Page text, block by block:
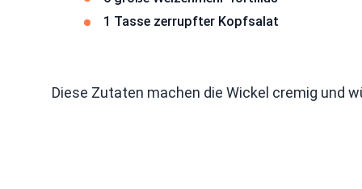
1 Tasse zerrupfter Kopfsalat
Diese Zutaten machen die Wickel cremig und